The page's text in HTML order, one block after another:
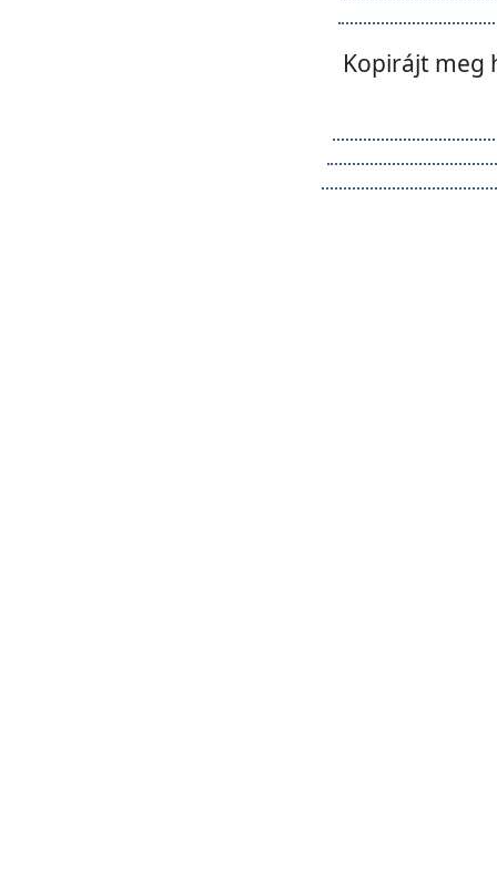
Kopirájt meg